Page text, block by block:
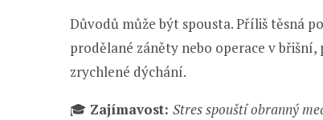
Důvodů může být spousta. Příliš těsná
prodělané záněty nebo operace v
zrychlené dýchání.
🎓 Zajímavost: Stres spouští obranný